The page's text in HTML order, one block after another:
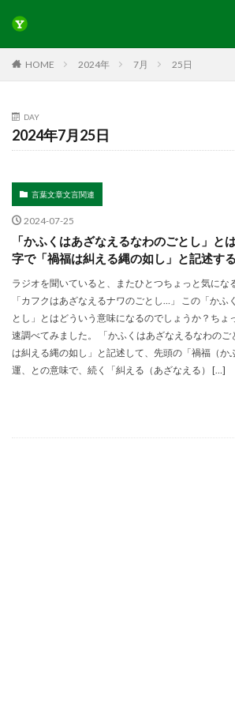
HOME 2024年 7月 25日
DAY
2024年7月25日
言葉文章文言関連
2024-07-25
「かふくはあざなえるなわのごとし」と
字で「禍福は糾える縄の如し」と記述する
ラジオを聞いていると、またひとつちょっと気にな
「カフクはあざなえるナワのごとし…」 この「かふ
とし」とはどういう意味になるのでしょうか？ちょ
速調べてみました。 「かふくはあざなえるなわの
は糾える縄の如し」と記述して、先頭の「禍福（か
運、との意味で、続く「糾える（あざなえる） […]